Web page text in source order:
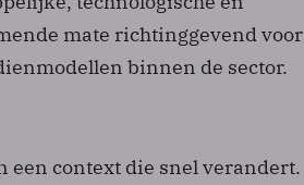
mate richtinggevend voor
binnen de sector.
een context die snel verandert.